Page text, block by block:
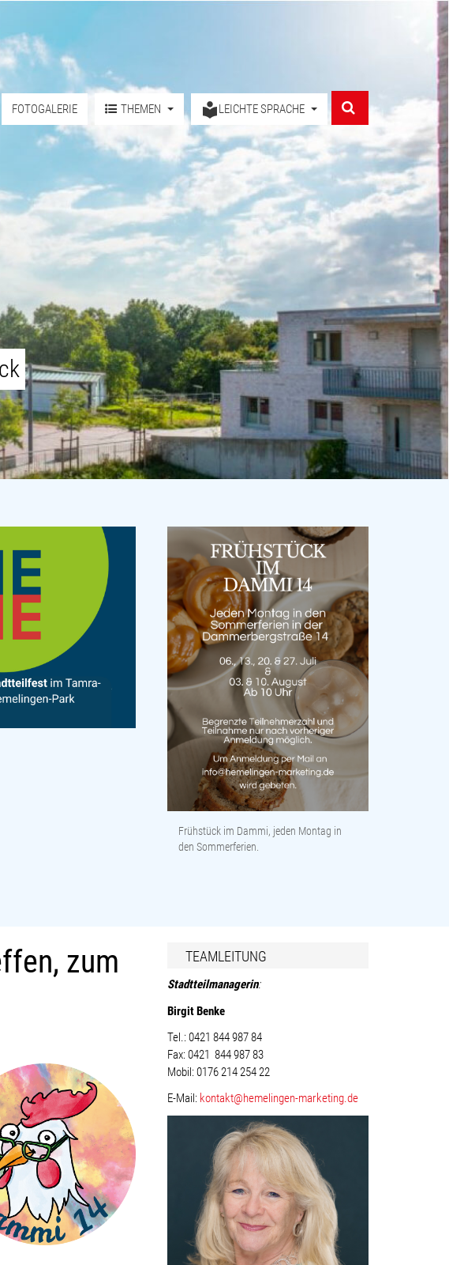
FOTOGALERIE THEMEN LEICHTE SPRACHE
Frühstück im Dammi, jeden Montag in
den Sommerferien.
zum
TEAMLEITUNG
Stadtteilmanagerin
Birgit Benke
Tel.: 0421 844 987 84
Fax: 0421 844 987 83
Mobil: 0176 214 254 22
E-Mail: kontakt@hemelingen-marketing.de